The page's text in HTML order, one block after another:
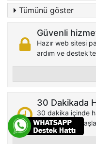
Tümünü göster
Güvenli
Hazır web sitesi
ardım ve
30 Dakikada
30 dakika içinde
erini girmeye